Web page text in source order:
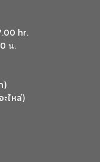
hr.
น.
)
อะไหล่)